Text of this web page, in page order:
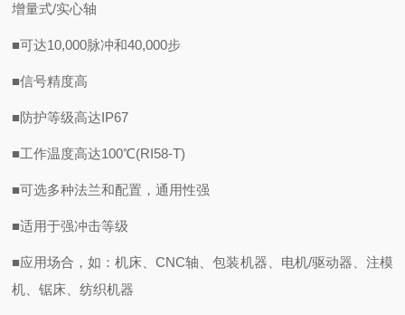
增量式/实心轴
■可达10,000脉冲和40,000步
■信号精度高
■防护等级高达IP67
■工作温度高达100℃(RI58-T)
■可选多种法兰和配置，通用性强
■适用于强冲击等级
■应用场合，如：机床、CNC轴、包装机器、电机/驱动器、注模
机、锯床、纺织机器